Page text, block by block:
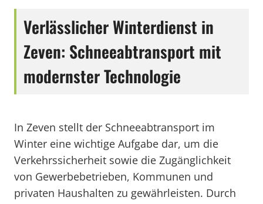
Verlässlicher Winterdienst in
Zeven: Schneeabtransport mit
modernster Technologie
In Zeven stellt der Schneeabtransport im
Winter eine wichtige Aufgabe dar, um die
Verkehrssicherheit sowie die Zugänglichkeit
von Gewerbebetrieben, Kommunen und
privaten Haushalten zu gewährleisten. Durch